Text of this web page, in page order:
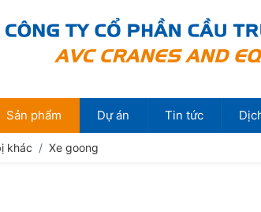
Sản phẩm Dự án Tin tức
khác Xe goong